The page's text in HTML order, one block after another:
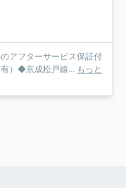
アフターサービス保証付
）◆京成松戸線... もっと